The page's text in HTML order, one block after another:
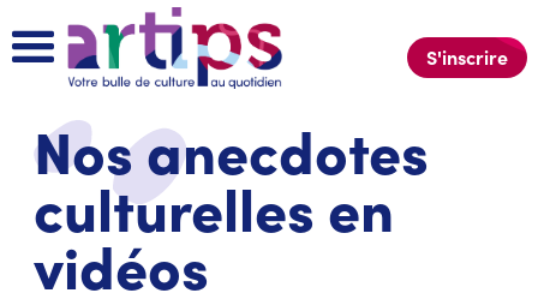
S'inscrire
Nos anecdotes
culturelles en
vidéos